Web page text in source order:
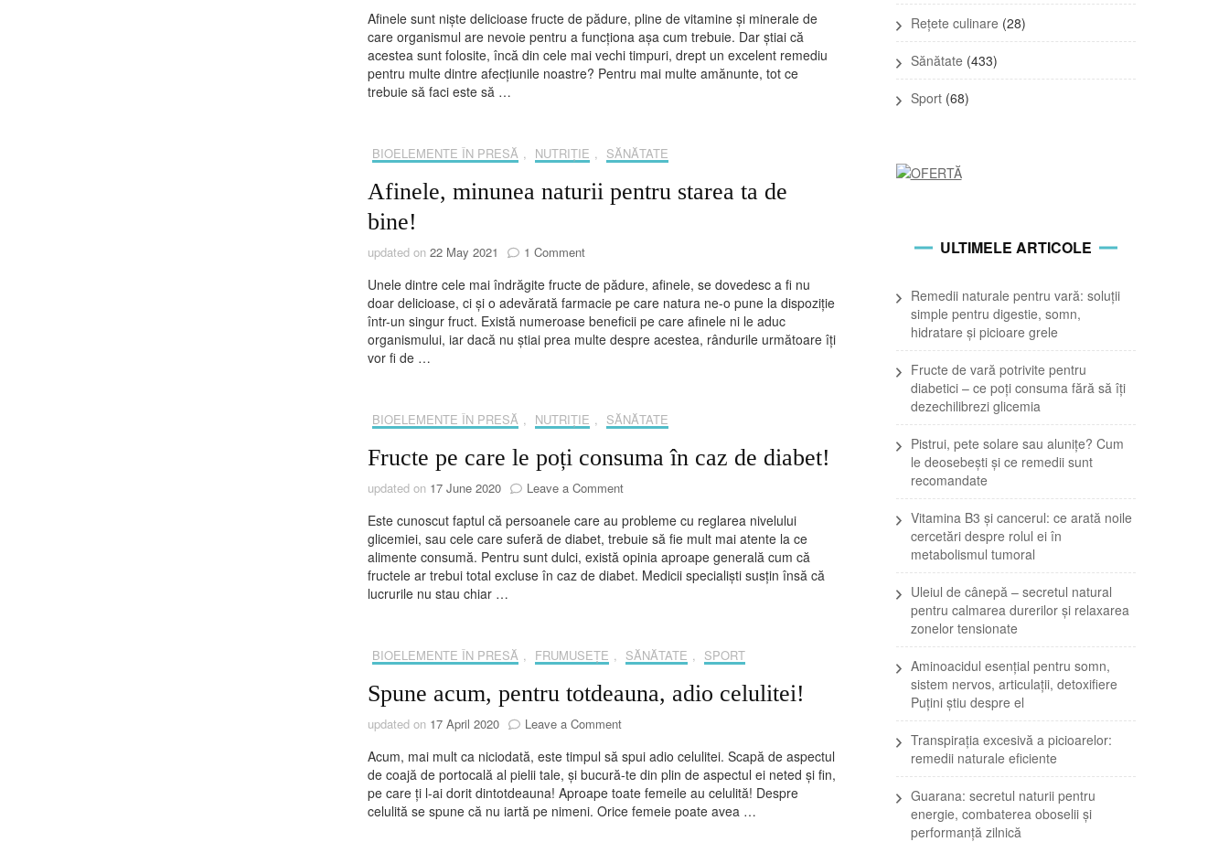
știi
cât
de
benefice
sănătatea
ta?
Afinele sunt niște delicioase fructe de pădure, pline de vitamine și minerale de
care organismul are nevoie pentru a funcționa așa cum trebuie. Dar știai că
acestea sunt folosite, încă din cele mai vechi timpuri, drept un excelent remediu
pentru multe dintre afecțiunile noastre? Pentru mai multe amănunte, tot ce
trebuie să faci este să …
BIOELEMENTE ÎN PRESĂ , NUTRIȚIE , SĂNĂTATE
Afinele, minunea naturii pentru starea ta de
bine!
updated on 22 May 2021 1 Commenton
minunea
naturii
pentru
starea
Unele dintre cele mai îndrăgite fructe de pădure, afinele, se dovedesc a fi nu
doar delicioase, ci și o adevărată farmacie pe care natura ne-o pune la dispoziție
într-un singur fruct. Există numeroase beneficii pe care afinele ni le aduc
organismului, iar dacă nu știai prea multe despre acestea, rândurile următoare îți
vor fi de …
BIOELEMENTE ÎN PRESĂ , NUTRIȚIE , SĂNĂTATE
Fructe pe care le poți consuma în caz de diabet!
updated on 17 June 2020 Leave a Commenton
pe
care
le
poți
de
diabet!
Este cunoscut faptul că persoanele care au probleme cu reglarea nivelului
glicemiei, sau cele care suferă de diabet, trebuie să fie mult mai atente la ce
alimente consumă. Pentru sunt dulci, există opinia aproape generală cum că
fructele ar trebui total excluse în caz de diabet. Medicii specialiști susțin însă că
lucrurile nu stau chiar …
BIOELEMENTE ÎN PRESĂ , FRUMUSEȚE , SĂNĂTATE , SPORT
Spune acum, pentru totdeauna, adio celulitei!
updated on 17 April 2020 Leave a Commenton
acum,
pentru
totdeauna,
adio
Acum, mai mult ca niciodată, este timpul să spui adio celulitei. Scapă de aspectul
de coajă de portocală al pielii tale, și bucură-te din plin de aspectul ei neted și fin,
pe care ți l-ai dorit dintotdeauna! Aproape toate femeile au celulită! Despre
celulită se spune că nu iartă pe nimeni. Orice femeie poate avea …
Rețete culinare (28)
Sănătate (433)
Sport(68)
ULTIMELE ARTICOLE
Remedii naturale pentru vară: soluții
simple pentru digestie, somn,
hidratare și picioare grele
Fructe de vară potrivite pentru
diabetici – ce poți consuma fără să îți
dezechilibrezi glicemia
Pistrui, pete solare sau alunițe? Cum
le deosebești și ce remedii sunt
recomandate
Vitamina B3 și cancerul: ce arată noile
cercetări despre rolul ei în
metabolismul tumoral
Uleiul de cânepă – secretul natural
pentru calmarea durerilor și relaxarea
zonelor tensionate
Aminoacidul esențial pentru somn,
sistem nervos, articulații, detoxifiere
Puțini știu despre el
Transpirația excesivă a picioarelor:
remedii naturale eficiente
Guarana: secretul naturii pentru
energie, combaterea oboselii și
performanță zilnică